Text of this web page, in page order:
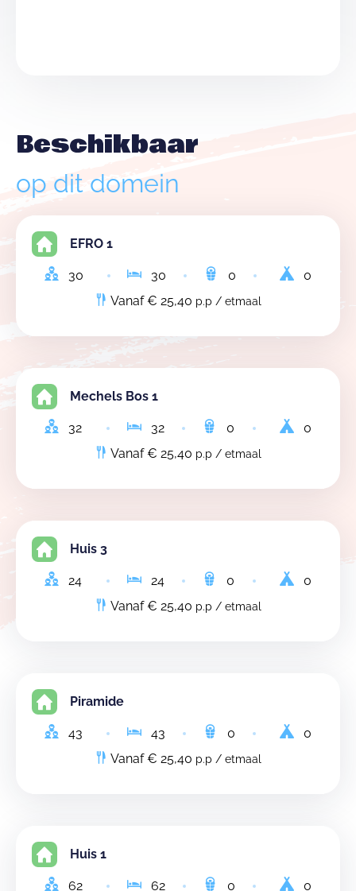
Beschikbaar
op dit domein
EFRO 1
30 30 0
0
Vanaf € 25,40 p.p / etmaal
Mechels Bos 1
32 32 0
0
Vanaf € 25,40 p.p / etmaal
Huis 3
24 24 0
0
Vanaf € 25,40 p.p / etmaal
Piramide
43 43 0
0
Vanaf € 25,40 p.p / etmaal
Huis 1
62 62 0
0